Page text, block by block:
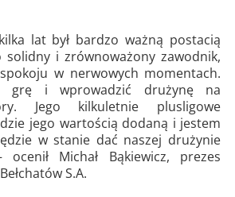
lat był bardzo ważną postacią
solidny i zrównoważony zawodnik,
w nerwowych momentach.
grę i wprowadzić drużynę na
Jego kilkuletnie plusligowe
jego wartością dodaną i jestem
w stanie dać naszej drużynie
Michał Bąkiewicz, prezes
S.A.